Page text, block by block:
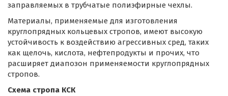
заправляемых в трубчатые полиэфирные чехлы.
Материалы, применяемые для изготовления
круглопрядных кольцевых стропов, имеют высокую
устойчивость к воздействию агрессивных сред, таких
как щелочь, кислота, нефтепродукты и прочих, что
расширяет диапозон применяемости круглопрядных
стропов.
Схема стропа КСК